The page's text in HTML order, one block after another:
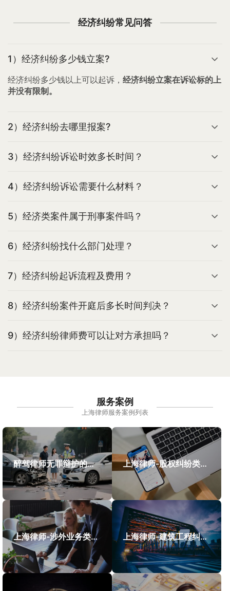
经济纠纷常见问答
1）经济纠纷多少钱立案?
经济纠纷多少钱以上可以起诉， 经济纠纷立案在诉讼标的上
并没有限制。
2）经济纠纷去哪里报案?
3）经济纠纷诉讼时效多长时间？
4）经济纠纷诉讼需要什么材料？
5）经济类案件属于刑事案件吗？
6）经济纠纷找什么部门处理？
7）经济纠纷起诉流程及费用？
8）经济纠纷案件开庭后多长时间判决？
9）经济纠纷律师费可以让对方承担吗？
服务案例
上海律师服务案例列表
醉驾律师无罪辩护的成功案例 上海律师-股权纠纷类案件案例
上海律师-涉外业务类案件案例 上海律师-建筑工程纠纷类案件案例